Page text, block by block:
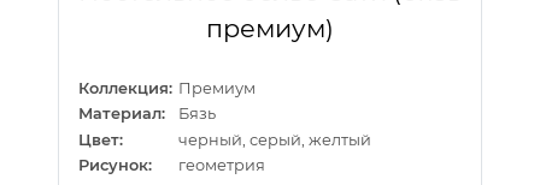
премиум)
Коллекция: Премиум
Материал:
Бязь
Цвет:
черный, серый, желтый
Рисунок:
геометрия